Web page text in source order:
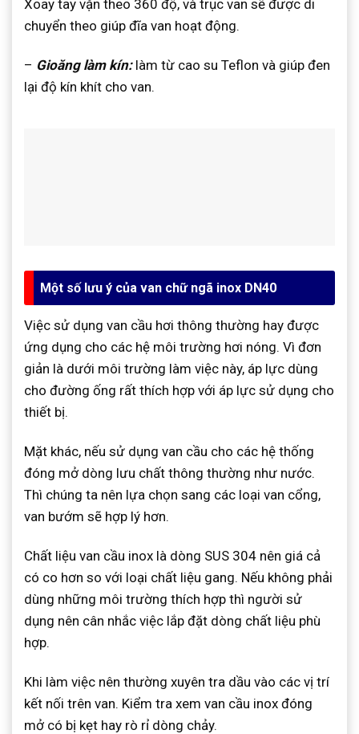
Xoay tay vặn theo 360 độ, và trục van sẽ được di
chuyển theo giúp đĩa van hoạt động.
– Gioăng làm kín:làm từ cao su Teflon và giúp đen
lại độ kín khít cho van.
Một số lưu ý của van chữ ngã inox DN40
Việc sử dụng van cầu hơi thông thường hay được
ứng dụng cho các hệ môi trường hơi nóng. Vì đơn
giản là dưới môi trường làm việc này, áp lực dùng
cho đường ống rất thích hợp với áp lực sử dụng cho
thiết bị.
Mặt khác, nếu sử dụng van cầu cho các hệ thống
đóng mở dòng lưu chất thông thường như nước.
Thì chúng ta nên lựa chọn sang các loại van cổng,
van bướm sẽ hợp lý hơn.
Chất liệu van cầu inox là dòng SUS 304 nên giá cả
có co hơn so với loại chất liệu gang. Nếu không phải
dùng những môi trường thích hợp thì người sử
dụng nên cân nhắc việc lắp đặt dòng chất liệu phù
hợp.
Khi làm việc nên thường xuyên tra dầu vào các vị trí
kết nối trên van. Kiểm tra xem van cầu inox đóng
mở có bị kẹt hay rò rỉ dòng chảy.